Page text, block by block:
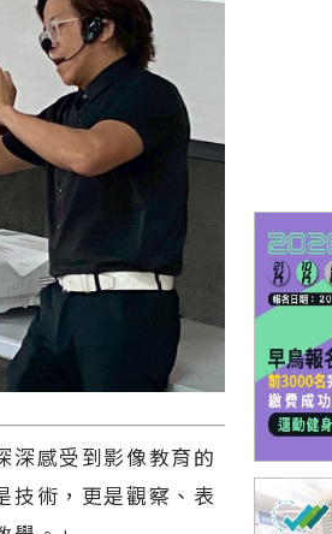
深感受到影像教育的
技術，更是觀察、表